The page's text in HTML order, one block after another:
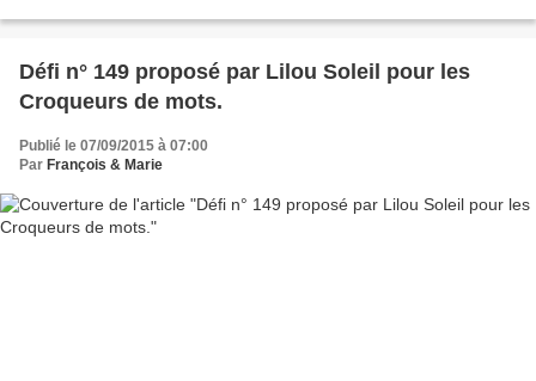
Défi n° 149 proposé par Lilou Soleil pour les
Croqueurs de mots.
Publié le 07/09/2015 à 07:00
Par François & Marie